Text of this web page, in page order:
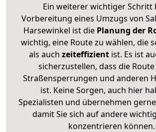
Ein weiterer wichtiger Schritt
Vorbereitung eines Umzugs von
Harsewinkel ist diePlanung der
wichtig, eine Route zu wählen, die
als auch zeiteffizientist. Es ist
sicherzustellen, dass die
Straßensperrungen und anderen
ist. Keine Sorgen, auch hier
Spezialisten und übernehmen
damit Sie sich auf andere
konzentrieren können.